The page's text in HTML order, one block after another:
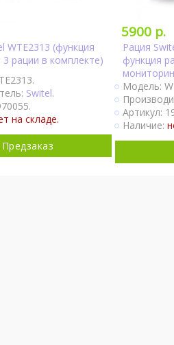
WTE2313 (функция
3 рации в комплекте)
Switel.
на складе.
Предзаказ
5900 р.
Рация
функция
Модель:
Артикул:
Наличие: